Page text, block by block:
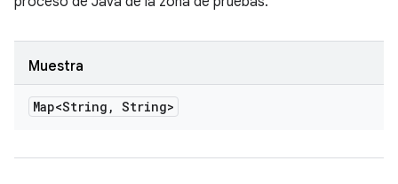
Muestra
Map<String , String>